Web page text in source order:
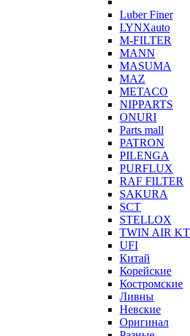
Luber Finer
LYNXauto
M-FILTER
MANN
MASUMA
MAZ
METACO
NIPPARTS
ONURI
Parts mall
PATRON
PILENGA
PURFLUX
RAF FILTER
SAKURA
SCT
STELLOX
TWIN AIR
UFI
Китай
Корейские
Костромские
Ливны
Невские
Оригинал